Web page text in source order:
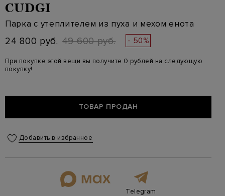
CUDGI
Парка с утеплителем из пуха и мехом енота
24 800 руб. 49 600 руб. - 50%
При покупке этой вещи вы получите 0 рублей на следующую
покупку!
ТОВАР ПРОДАН
Добавить в избранное
Telegram